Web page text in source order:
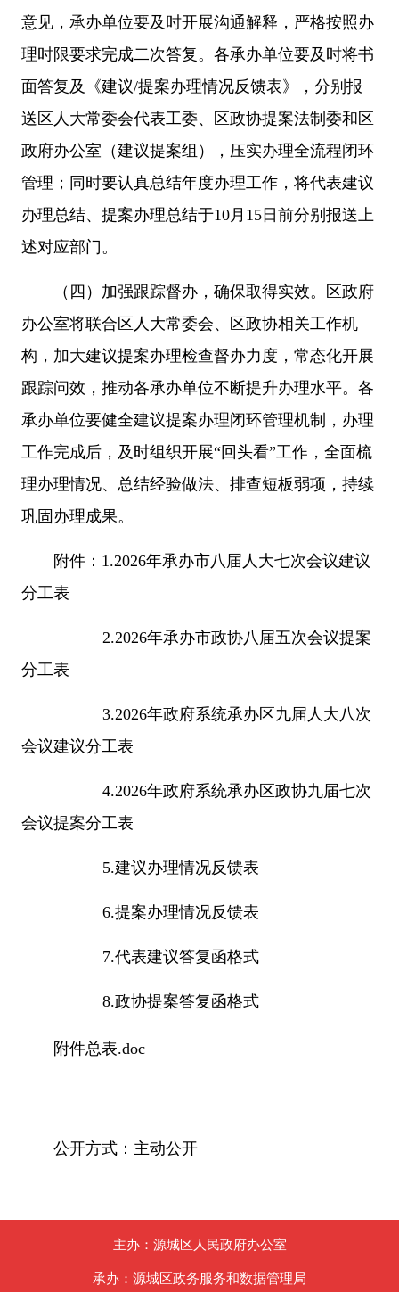
意见，承办单位要及时开展沟通解释，严格按照办
理时限要求完成二次答复。各承办单位要及时将书
面答复及《建议/提案办理情况反馈表》，分别报
送区人大常委会代表工委、区政协提案法制委和区
政府办公室（建议提案组），压实办理全流程闭环
管理；同时要认真总结年度办理工作，将代表建议
办理总结、提案办理总结于10月15日前分别报送上
述对应部门。
（四）加强跟踪督办，确保取得实效。区政府
办公室将联合区人大常委会、区政协相关工作机
构，加大建议提案办理检查督办力度，常态化开展
跟踪问效，推动各承办单位不断提升办理水平。各
承办单位要健全建议提案办理闭环管理机制，办理
工作完成后，及时组织开展“回头看”工作，全面梳
理办理情况、总结经验做法、排查短板弱项，持续
巩固办理成果。
附件：1.2026年承办市八届人大七次会议建议
分工表
2.2026年承办市政协八届五次会议提案
分工表
3.2026年政府系统承办区九届人大八次
会议建议分工表
4.2026年政府系统承办区政协九届七次
会议提案分工表
5.建议办理情况反馈表
6.提案办理情况反馈表
7.代表建议答复函格式
8.政协提案答复函格式
附件总表.doc
公开方式：主动公开
主办：源城区人民政府办公室
承办：源城区政务服务和数据管理局